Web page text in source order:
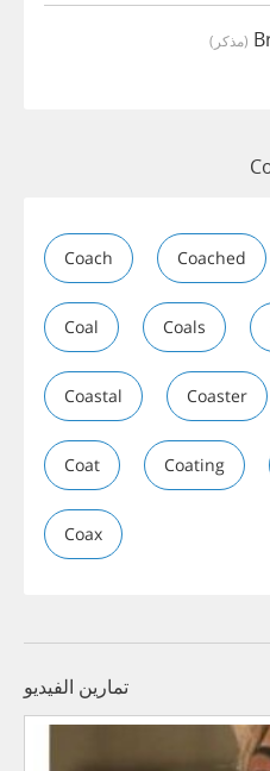
(مذكر)
Coach Coached
Coal Coals
Coastal Coaster
Coat Coating
Coax
تمارين الفيديو